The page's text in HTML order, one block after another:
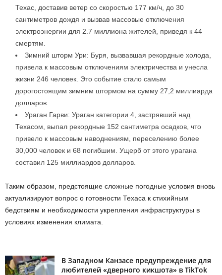
Техас, доставив ветер со скоростью 177 км/ч, до 30
сантиметров дождя и вызвав массовые отключения
электроэнергии для 2.7 миллиона жителей, приведя к 44
смертям.
Зимний шторм Ури: Буря, вызвавшая рекордные холода,
привела к массовым отключениям электричества и унесла
жизни 246 человек. Это событие стало самым
дорогостоящим зимним штормом на сумму 27,2 миллиарда
долларов.
Ураган Гарви: Ураган категории 4, застрявший над
Техасом, выпал рекордные 152 сантиметра осадков, что
привело к массовым наводнениям, переселению более
30,000 человек и 68 погибшим. Ущерб от этого урагана
составил 125 миллиардов долларов.
Таким образом, предстоящие сложные погодные условия вновь
актуализируют вопрос о готовности Техаса к стихийным
бедствиям и необходимости укрепления инфраструктуры в
условиях изменения климата.
В Западном Канзасе предупреждение для
любителей «дверного кикшота» в TikTok